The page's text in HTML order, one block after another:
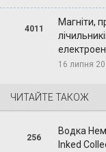
4011
Магніти,
16 липня
ЧИТАЙТЕ ТАКОЖ
256
Водка
Inked